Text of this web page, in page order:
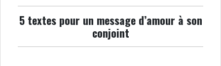
5 textes pour un message d’amour à son
conjoint